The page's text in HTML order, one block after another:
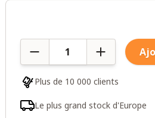
Plus de 10 000 clients
Le plus grand stock d'Europe